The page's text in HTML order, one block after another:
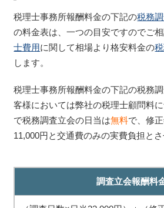
税理士事務所報酬料金の下記の税務
の料金表は、一つの目安ですのでご
士費用に関して相場より格安料金の
します。
税理士事務所報酬料金の下記の税務
客様においては弊社の税理士顧問料
で税務調査立会の日当は無料で、修
11,000円と交通費のみの実費負担と
調査立会報酬料